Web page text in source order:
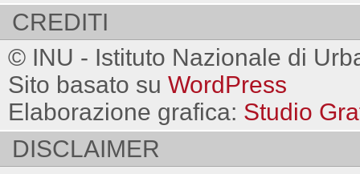
CREDITI
© INU - Istituto Nazionale di
Sito basato su WordPress
Elaborazione grafica: Studio
DISCLAIMER